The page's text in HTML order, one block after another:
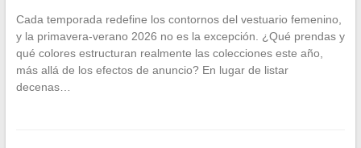
Cada temporada redefine los contornos del vestuario femenino,
y la primavera-verano 2026 no es la excepción. ¿Qué prendas y
qué colores estructuran realmente las colecciones este año,
más allá de los efectos de anuncio? En lugar de listar
decenas…